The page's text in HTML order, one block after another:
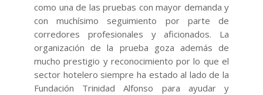
como una de las pruebas con mayor demanda y
con muchísimo seguimiento por parte de
corredores profesionales y aficionados. La
organización de la prueba goza además de
mucho prestigio y reconocimiento por lo que el
sector hotelero siempre ha estado al lado de la
Fundación Trinidad Alfonso para ayudar y